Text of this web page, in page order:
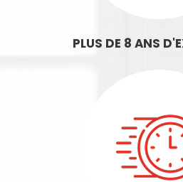
PLUS DE 8 ANS